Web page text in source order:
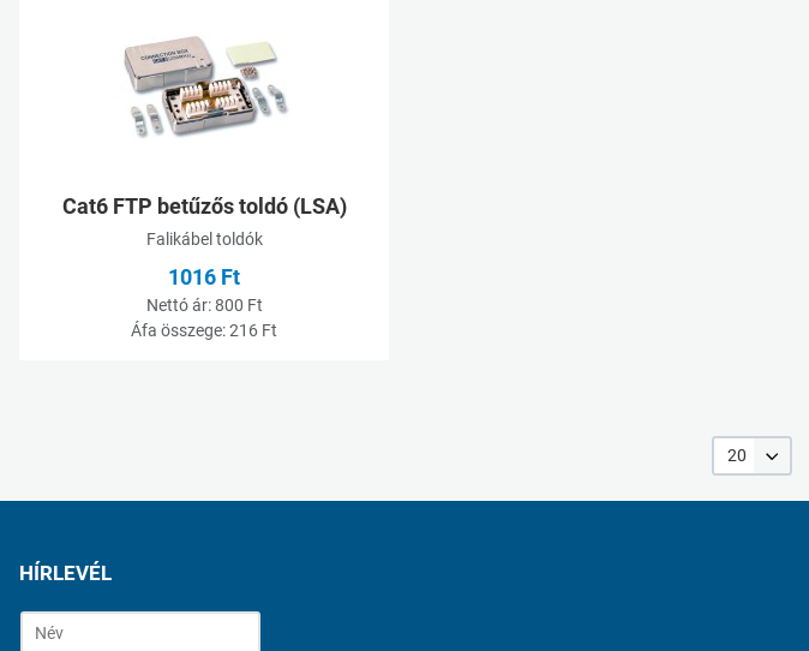
Összehasonlításhoz adom
Cat6 FTP betűzős toldó (LSA)
Falikábel toldók
1016 Ft
Nettó ár:800 Ft
Áfa összege:216 Ft
20
HÍRLEVÉL